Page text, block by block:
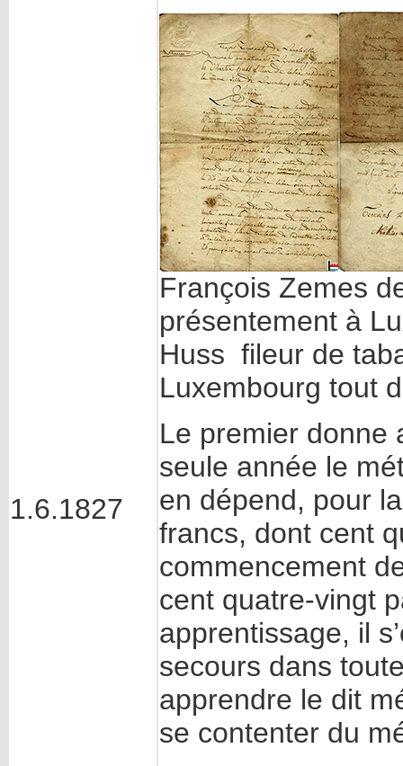
1.6.1827
François Zemes
présentement à
Huss fileur de
Luxembourg tout
Le premier donne
seule année le
en dépend, pour
francs, dont cent
commencement
cent quatre-vingt
apprentissage, il
secours dans
apprendre le dit
se contenter du